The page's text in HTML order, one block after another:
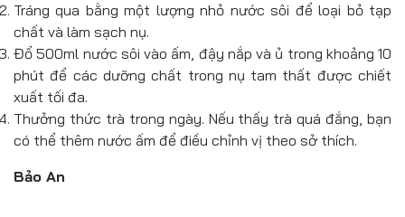
Tráng qua bằng một lượng nhỏ nước sôi để loại bỏ tạp
chất và làm sạch nụ.
Đổ 500ml nước sôi vào ấm, đậy nắp và ủ trong khoảng 10
phút để các dưỡng chất trong nụ tam thất được chiết
xuất tối đa.
Thưởng thức trà trong ngày. Nếu thấy trà quá đắng, bạn
có thể thêm nước ấm để điều chỉnh vị theo sở thích.
Bảo An